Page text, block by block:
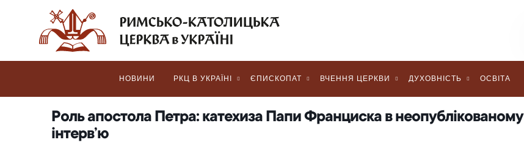
НОВИНИ РКЦ В УКРАЇНІ ЄПИСКОПАТ ВЧЕННЯ ЦЕРКВИ ДУХОВНІСТЬ ОСВІТА
Роль апостола Петра: катехиза Папи Франциска в неопублікованому
інтервʼю